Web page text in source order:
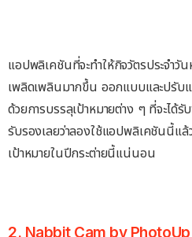
แอปพลิเคชันที่จะทำให้กิจวัตรประจำวั
เพลิดเพลินมากขึ้น ออกแบบและปรับแ
ด้วยการบรรลุเป้าหมายต่าง ๆ ที่จะได้
รับรองเลยว่าลองใช้แอปพลิเคชันนี้แล้
เป้าหมายในปีกระต่ายนี้แน่นอน
2. Nabbit Cam by PhotoUp